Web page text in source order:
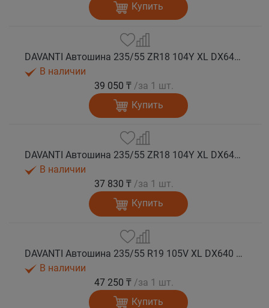
Купить
DAVANTI Автошина 235/55 ZR18 104Y XL DX640 RPR лето (Таиланд)
В наличии
39 050 ₸ /за 1 шт.
Купить
DAVANTI Автошина 235/55 ZR18 104Y XL DX640 RPR лето
В наличии
37 830 ₸ /за 1 шт.
Купить
DAVANTI Автошина 235/55 R19 105V XL DX640 RPR лето (Таиланд)
В наличии
47 250 ₸ /за 1 шт.
Купить